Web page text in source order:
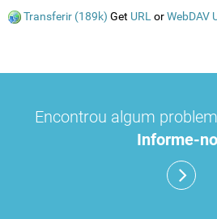
Transferir (189k) Get URL orWebDAV
Encontrou algum
Informe-